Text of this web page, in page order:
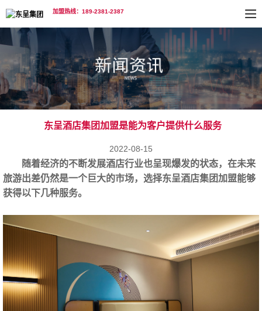
加盟热线：189-2381-2387
东呈酒店集团加盟是能为客户提供什么服务
2022-08-15
随着经济的不断发展酒店行业也呈现爆发的状态，在未来
旅游出差仍然是一个巨大的市场，选择东呈酒店集团加盟能够
获得以下几种服务。